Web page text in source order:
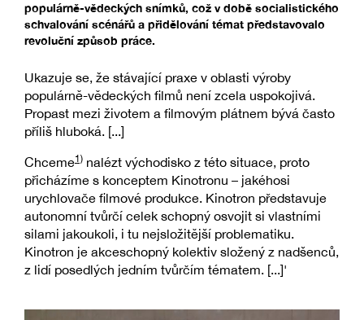
populárně-vědeckých snímků, což v době socialistického
schvalování scénářů a přidělování témat představovalo
revoluční způsob práce.
Ukazuje se, že stávající praxe v oblasti výroby
populárně-vědeckých filmů není zcela uspokojivá.
Propast mezi životem a filmovým plátnem bývá často
příliš hluboká. [...]
Chceme1) nalézt východisko z této situace, proto
přicházíme s konceptem Kinotronu – jakéhosi
urychlovače filmové produkce. Kinotron představuje
autonomní tvůrčí celek schopný osvojit si vlastními
silami jakoukoli, i tu nejsložitější problematiku.
Kinotron je akceschopný kolektiv složený z nadšenců,
z lidí posedlých jedním tvůrčím tématem. [...]'